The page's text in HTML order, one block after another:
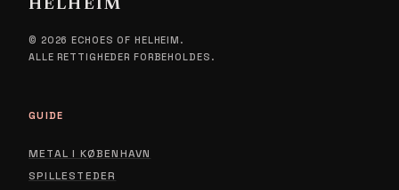
HELHEIM
© 2026 ECHOES OF HELHEIM.
ALLE RETTIGHEDER FORBEHOLDES.
GUIDE
METAL I KØBENHAVN
SPILLESTEDER